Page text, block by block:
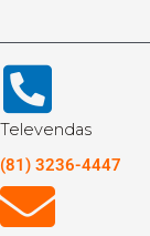
Televendas
(81) 3236-4447